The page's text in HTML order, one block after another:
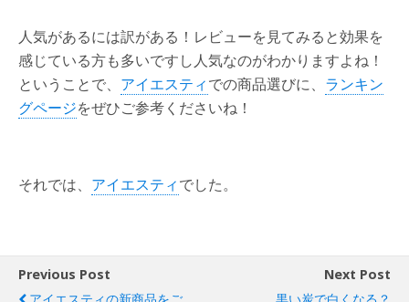
人気があるには訳がある！レビューを見てみると効果を
感じている方も多いですし人気なのがわかりますよね！
ということで、 アイエスティでの商品選びに、 ランキン
グページをぜひご参考くださいね！
それでは、 アイエスティでした。
Previous Post
Next Post